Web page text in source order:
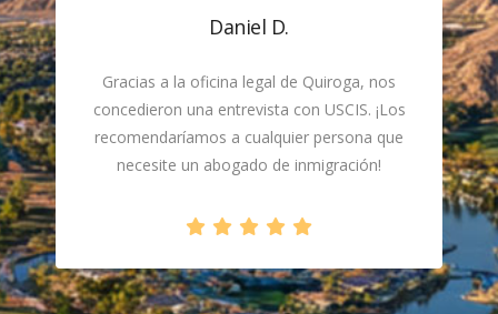
Daniel D.
Gracias a la oficina legal de Quiroga, nos
concedieron una entrevista con USCIS. ¡Los
recomendaríamos a cualquier persona que
necesite un abogado de inmigración!